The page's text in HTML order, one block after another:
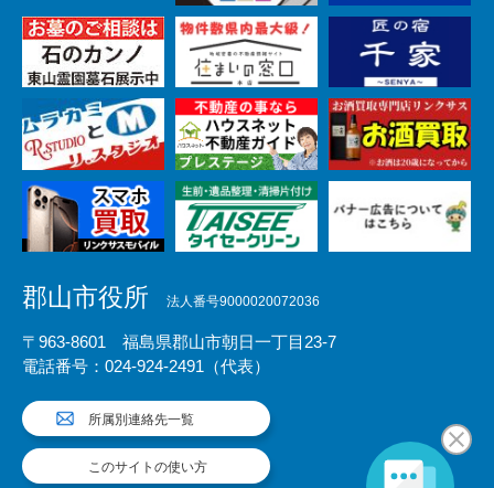
郡山市役所 法人番号9000020072036
〒963-8601 福島県郡山市朝日一丁目23-7
電話番号：024-924-2491（代表）
所属別連絡先一覧
このサイトの使い方